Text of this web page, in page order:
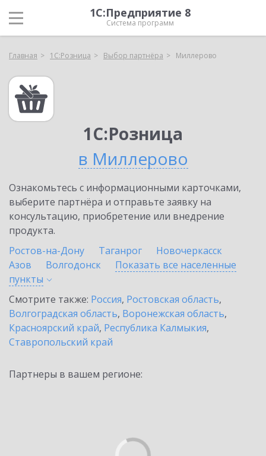
1С:Предприятие 8
Система программ
Главная 1С:Розница Выбор партнёра Миллерово
1С:Розница
в Миллерово
Ознакомьтесь с информационными карточками,
выберите партнёра и отправьте заявку на
консультацию, приобретение или внедрение
продукта.
Ростов-на-Дону
Таганрог
Новочеркасск
Азов
Волгодонск
Показать все населенные
пункты
Смотрите также: Россия, Ростовская область,
Волгоградская область, Воронежская область,
Красноярский край, Республика Калмыкия,
Ставропольский край
Партнеры в вашем регионе: